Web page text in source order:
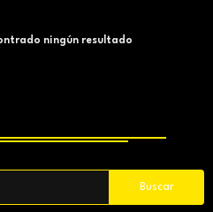
ningún resultado